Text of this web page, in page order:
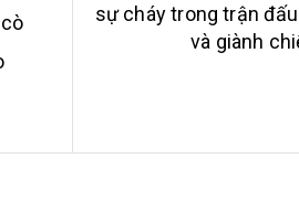
sự cháy trong trận
và giành